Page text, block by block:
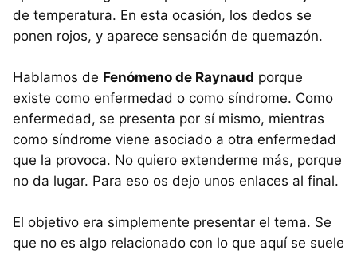
de temperatura. En esta ocasión, los dedos se
ponen rojos, y aparece sensación de quemazón.
Hablamos de Fenómeno de Raynaud porque
existe como enfermedad o como síndrome. Como
enfermedad, se presenta por sí mismo, mientras
como síndrome viene asociado a otra enfermedad
que la provoca. No quiero extenderme más, porque
no da lugar. Para eso os dejo unos enlaces al final.
El objetivo era simplemente presentar el tema. Se
que no es algo relacionado con lo que aquí se suele